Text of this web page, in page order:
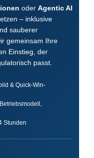
oder Agentic AI
– inklusive
sauberer
gemeinsam Ihre
Einstieg, der
passt.
& Quick-Win-
Stunden